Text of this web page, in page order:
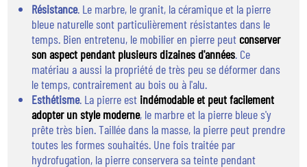
Résistance. Le marbre, le granit, la céramique et la pierre
bleue naturelle sont particulièrement résistantes dans le
temps. Bien entretenu, le mobilier en pierre peut conserver
son aspect pendant plusieurs dizaines d'années. Ce
matériau a aussi la propriété de très peu se déformer dans
le temps, contrairement au bois ou à l'alu.
Esthétisme. La pierre est indémodable et peut facilement
adopter un style moderne, le marbre et la pierre bleue s'y
prête très bien. Taillée dans la masse, la pierre peut prendre
toutes les formes souhaités. Une fois traitée par
hydrofugation, la pierre conservera sa teinte pendant